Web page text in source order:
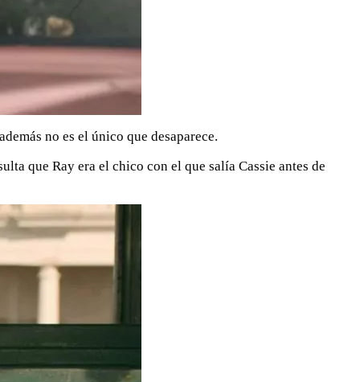
no es el único que desaparece.
que Ray era el chico con el que salía Cassie antes de